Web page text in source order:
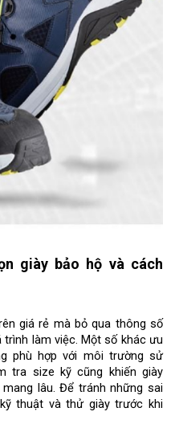
giày bảo hộ và cách
giá rẻ mà bỏ qua thông số
làm việc. Một số khác ưu
phù hợp với môi trường sử
tra size kỹ cũng khiến giày
lâu. Để tránh những sai
thuật và thử giày trước khi